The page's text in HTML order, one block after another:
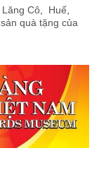
Cô, Huế,
quà tặng của